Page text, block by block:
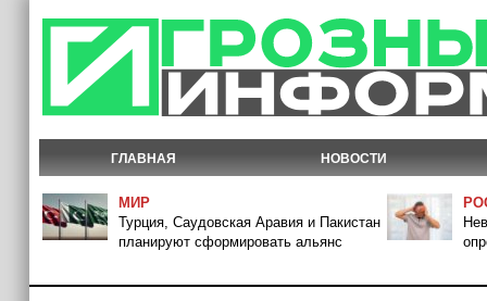
ГЛАВНАЯ НОВОСТИ
МИР
Турция, Саудовская Аравия и Пакистан
планируют сформировать альянс